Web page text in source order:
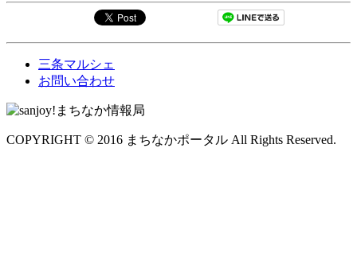
三条マルシェ
お問い合わせ
COPYRIGHT © 2016 まちなかポータル All Rights Reserved.